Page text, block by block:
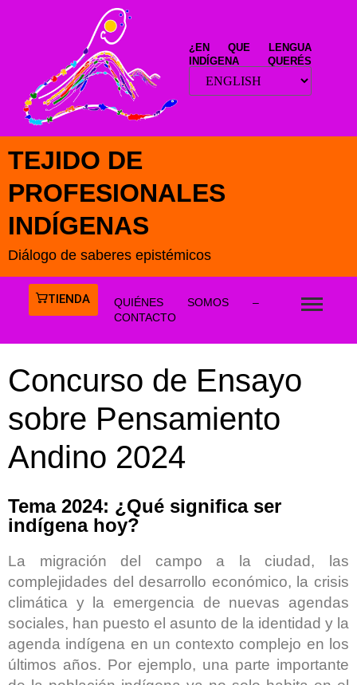
¿EN QUE LENGUA
INDÍGENA QUERÉS
LEER ESTE SITIO?
TEJIDO DE
PROFESIONALES
INDÍGENAS
Diálogo de saberes epistémicos
TIENDA
QUIÉNES SOMOS –
CONTACTO
Concurso de Ensayo
sobre Pensamiento
Andino 2024
Tema 2024: ¿Qué significa ser
indígena hoy?
La migración del campo a la ciudad, las
complejidades del desarrollo económico, la crisis
climática y la emergencia de nuevas agendas
sociales, han puesto el asunto de la identidad y la
agenda indígena en un contexto complejo en los
últimos años. Por ejemplo, una parte importante